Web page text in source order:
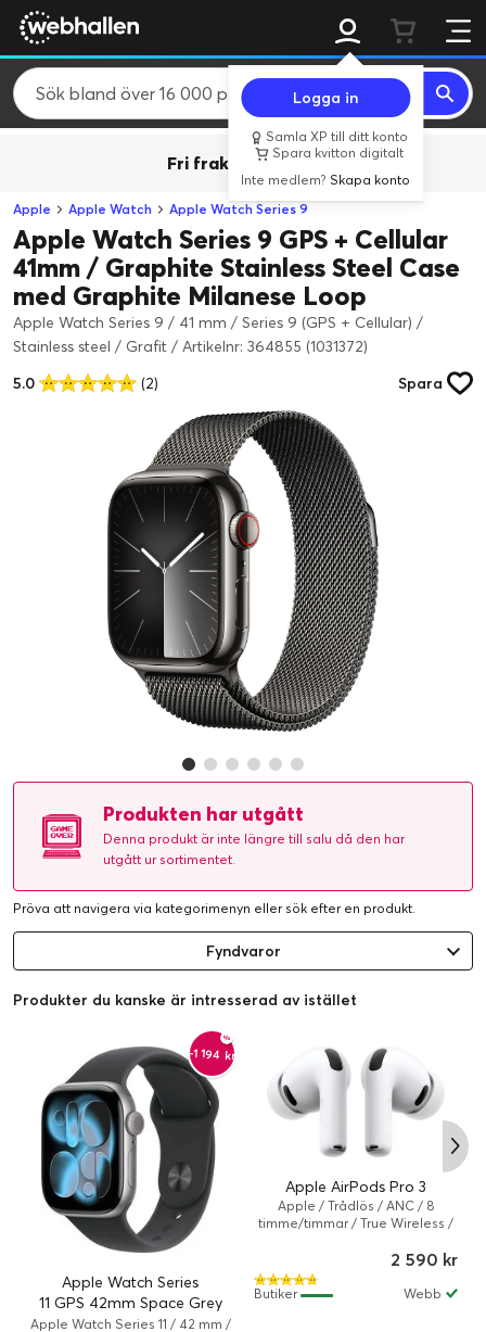
Logga in
Samla XP till ditt konto
Spara kvitton digitalt
Inte medlem?Skapa konto
Fri frakt över 800 kr.
Apple Apple Watch Apple Watch Series 9
Apple Watch Series 9 GPS + Cellular
41mm / Graphite Stainless Steel Case
med Graphite Milanese Loop
Apple Watch Series 9 / 41 mm / Series 9 (GPS + Cellular) /
Stainless steel / Grafit / Artikelnr: 364855 (1031372)
5.0
(2) Spara
Produkten har utgått
Denna produkt är inte längre till salu då den har
utgått ur sortimentet.
Pröva att navigera via kategorimenyn eller sök efter en produkt.
Fyndvaror
Produkter du kanske är intresserad av istället
-1 194 kr
Apple Watch Series
11 GPS 42mm Space Grey
Aluminium Case med Black
Apple Watch Series 11 / 42 mm /
Apple AirPods Pro 3
Apple / Trådlös / ANC / 8
timme/timmar / True Wireless /
2 590 kr
Webb
Butiker